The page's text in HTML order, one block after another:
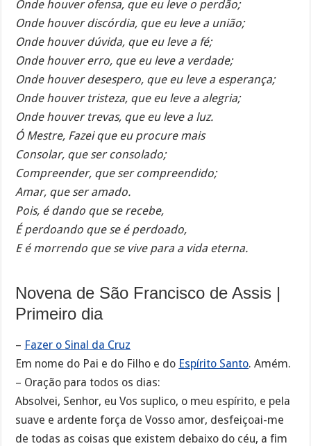
Onde houver ofensa, que eu leve o perdão;
Onde houver discórdia, que eu leve a união;
Onde houver dúvida, que eu leve a fé;
Onde houver erro, que eu leve a verdade;
Onde houver desespero, que eu leve a esperança;
Onde houver tristeza, que eu leve a alegria;
Onde houver trevas, que eu leve a luz.
Ó Mestre, Fazei que eu procure mais
Consolar, que ser consolado;
Compreender, que ser compreendido;
Amar, que ser amado.
Pois, é dando que se recebe,
É perdoando que se é perdoado,
E é morrendo que se vive para a vida eterna.
Novena de São Francisco de Assis |
Primeiro dia
– Fazer o Sinal da Cruz
Em nome do Pai e do Filho e do Espírito Santo. Amém.
– Oração para todos os dias:
Absolvei, Senhor, eu Vos suplico, o meu espírito, e pela
suave e ardente força de Vosso amor, desfeiçoai-me
de todas as coisas que existem debaixo do céu, a fim